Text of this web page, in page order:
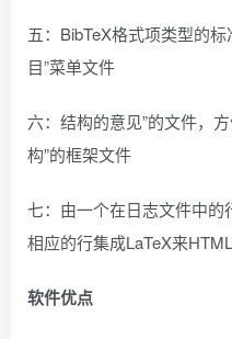
五：BibTeX格式项类型的标
目”菜单文件
六：结构的意见”的文件，
构”的框架文件
七：由一个在日志文件中
相应的行集成LaTeX来
软件优点